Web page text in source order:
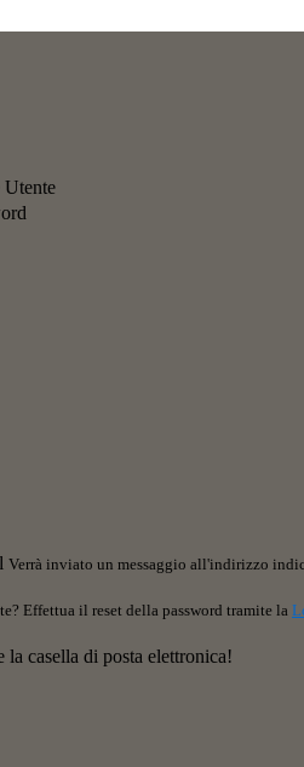
Utente
Verrà inviato un messaggio all'indirizzo
Effettua il reset della password tramite la
casella di posta elettronica!